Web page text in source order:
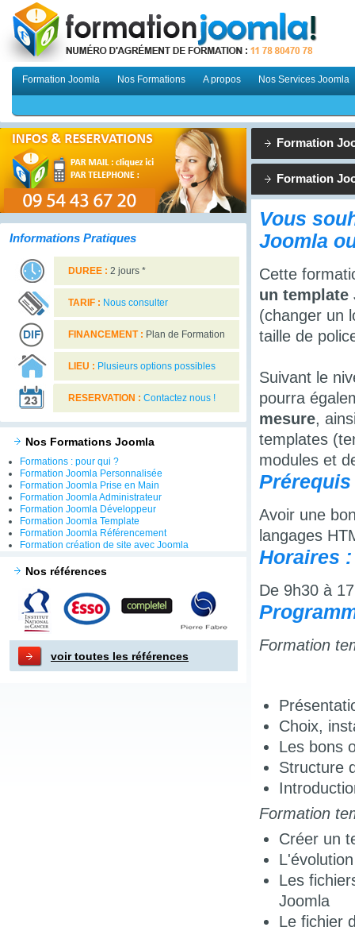
Formation Joomla Nos Formations A propos Nos Services Joomla
Informations Pratiques
DUREE : 2 jours *
TARIF : Nous consulter
FINANCEMENT : Plan de Formation
LIEU : Plusieurs options possibles
RESERVATION : Contactez nous !
Nos Formations Joomla
Formations : pour qui ?
Formation Joomla Personnalisée
Formation Joomla Prise en Main
Formation Joomla Administrateur
Formation Joomla Développeur
Formation Joomla Template
Formation Joomla Référencement
Formation création de site avec Joomla
Nos références
voir toutes les références
Formation
Formation
Vous
Joomla
Cette
un template
(changer un
taille de
Suivant le
pourra
mesure,
templates
modules et
Prérequis
Avoir une
langages
Horaires :
De 9h30 à
Formation
Choix,
Les bons
Structure
Formation
Créer un
Les
Joomla
Le fichier